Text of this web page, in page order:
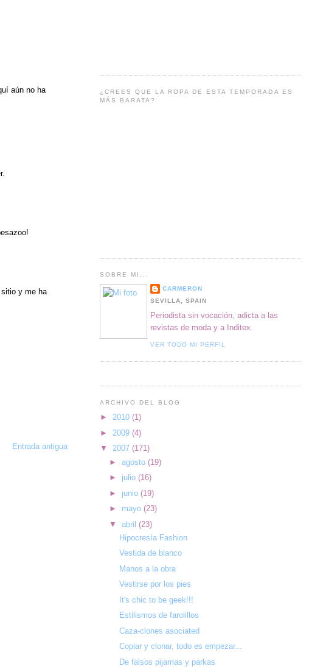
aún no ha
sitio y me ha
Entrada antigua
¿CREES QUE LA ROPA DE ESTA TEMPORADA ES
MÁS BARATA?
SOBRE MI...
CARMERON
SEVILLA, SPAIN
Periodista sin vocación, adicta a las
revistas de moda y a Inditex.
VER TODO MI PERFIL
ARCHIVO DEL BLOG
► 2010 (1)
► 2009 (4)
▼ 2007 (171)
►agosto (19)
► julio (16)
► junio (19)
► mayo (23)
▼abril (23)
Hipocresía Fashion
Vestida de blanco
Manos a la obra
Vestirse por los pies
It's chic to be geek!!!
Estilismos de farolillos
Caza-clones asociated
Copiar y clonar, todo es empezar...
De falsos pijamas y parkas